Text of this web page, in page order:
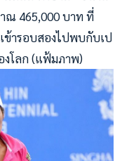
ณ 465,000 บาท ที่
ข้ารอบสองไปพบกับเป
งโลก (แฟ้มภาพ)